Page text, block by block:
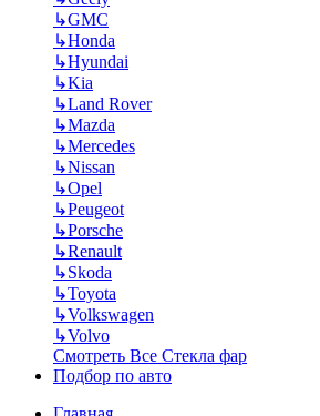
↳GMC
↳Honda
↳Hyundai
↳Kia
↳Land Rover
↳Mazda
↳Mercedes
↳Nissan
↳Opel
↳Peugeot
↳Porsche
↳Renault
↳Skoda
↳Toyota
↳Volkswagen
↳Volvo
Смотреть Все Стекла фар
Подбор по авто